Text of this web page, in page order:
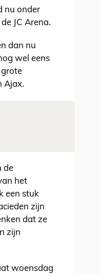
nu onder
JC Arena.
dan nu
wel eens
grote
Ajax.
de
het
een stuk
zijn
dat ze
zijn
woensdag